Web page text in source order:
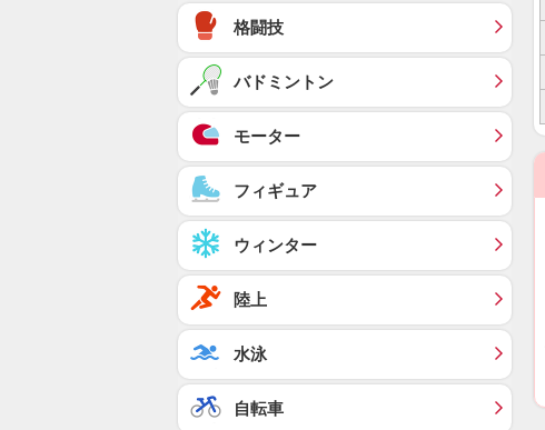
格闘技
バドミントン
モーター
フィギュア
ウィンター
陸上
水泳
自転車